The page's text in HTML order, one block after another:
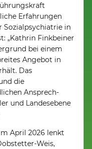
Erfahrungen
Sozialpsychiatrie in
„Kathrin Finkbeiner
bei einem
Angebot in
Das
die
Ansprech-
und Landesebene
April 2026 lenkt
Weis,